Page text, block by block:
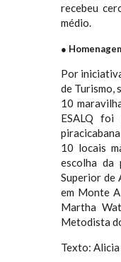
recebeu
médio.
●
Por
de Turismo,
10
ESALQ
10 locais
escolha da
Superior de
em Monte
Martha
Metodista
Texto: